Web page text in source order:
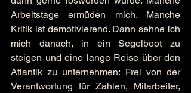
Arbeitstage ermüden mich. Manche
Kritik ist demotivierend. Dann sehne ich
mich danach, in ein Segelboot zu
steigen und eine lange Reise über den
Atlantik zu unternehmen: Frei von der
Verantwortung für Zahlen, Mitarbeiter,